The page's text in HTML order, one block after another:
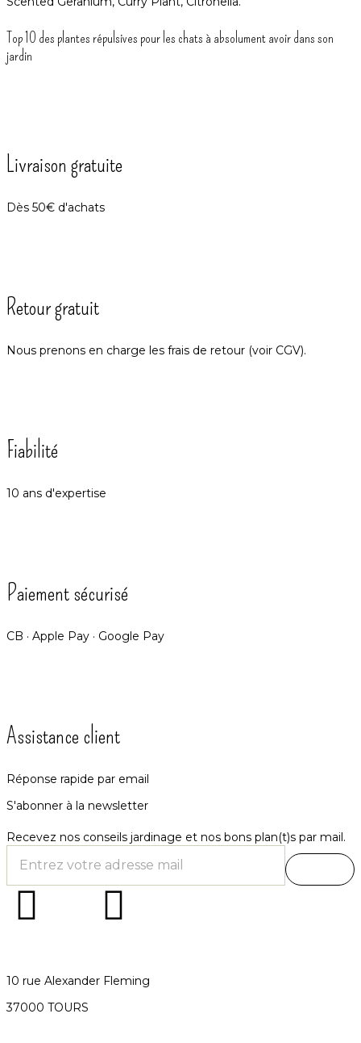
Top 10 des plantes répulsives pour les chats à absolument avoir dans son
jardin
Livraison gratuite
Dès 50€ d'achats
Retour gratuit
Nous prenons en charge les frais de retour (voir CGV).
Fiabilité
10 ans d'expertise
Paiement sécurisé
CB · Apple Pay · Google Pay
Assistance client
Réponse rapide par email
S'abonner à la newsletter
Recevez nos conseils jardinage et nos bons plan(t)s par mail.
10 rue Alexander Fleming
37000 TOURS